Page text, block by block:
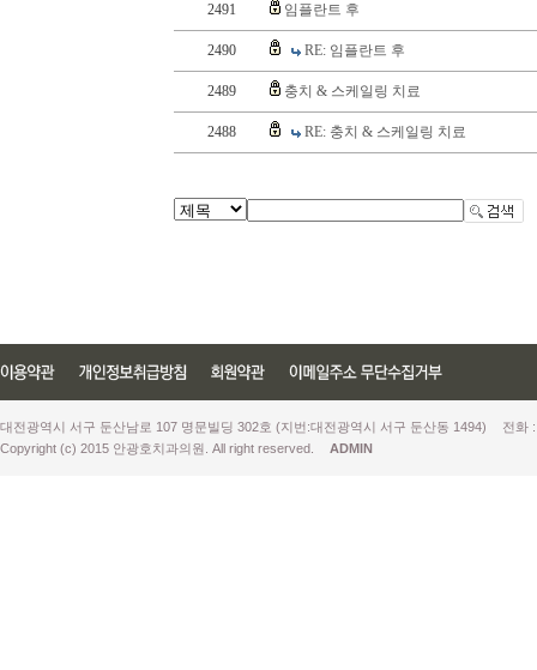
2491 임플란트 후
2490 RE: 임플란트 후
2489 충치 & 스케일링 치료
2488 RE: 충치 & 스케일링 치료
대전광역시 서구 둔산남로 107 명문빌딩 302호 (지번:대전광역시 서구 둔산동 1494)
전화
Copyright (c) 2015 안광호치과의원. All right reserved.
ADMIN